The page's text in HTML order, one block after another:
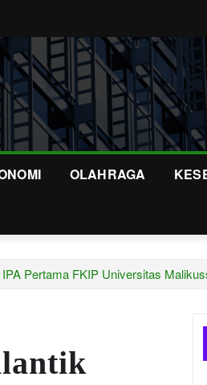
OLAHRAGA
Pertama FKIP Universitas